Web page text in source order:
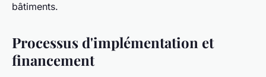
bâtiments.
Processus d'implémentation et
financement